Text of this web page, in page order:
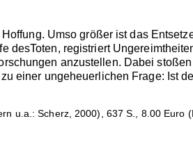
Umso größer ist das
desToten, registriert
anzustellen. Dabei
einer ungeheuerlichen Frage: Ist
u.a.: Scherz, 2000), 637 S., 8.00 Euro